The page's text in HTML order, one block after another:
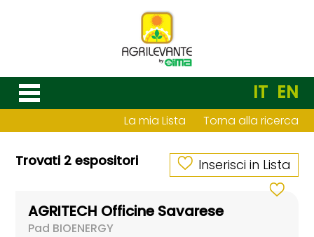
IT EN
La mia Lista Torna alla ricerca
Trovati 2 espositori Inserisci in Lista
AGRITECH Officine Savarese
Pad BIOENERGY